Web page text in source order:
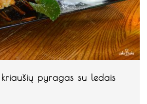
pyragas su ledais